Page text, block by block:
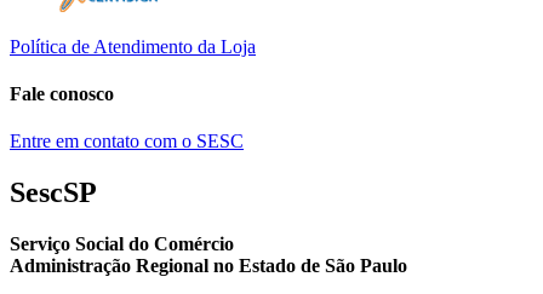
Política de Atendimento da Loja
Fale conosco
Entre em contato com o SESC
SescSP
Serviço Social do Comércio
Administração Regional no Estado de São Paulo